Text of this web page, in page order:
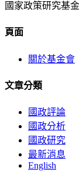
國家政策研究基
頁面
關於基金會
文章分類
國政評論
國政分析
國政研究
最新消息
English